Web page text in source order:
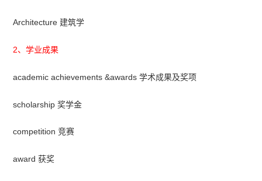
Architecture 建筑学
2、学业成果
academic achievements &awards 学术成果及奖项
scholarship 奖学金
competition 竞赛
award 获奖